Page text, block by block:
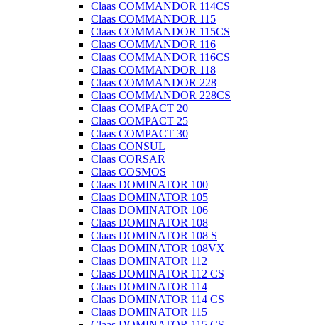
Claas COMMANDOR 114CS
Claas COMMANDOR 115
Claas COMMANDOR 115CS
Claas COMMANDOR 116
Claas COMMANDOR 116CS
Claas COMMANDOR 118
Claas COMMANDOR 228
Claas COMMANDOR 228CS
Claas COMPACT 20
Claas COMPACT 25
Claas COMPACT 30
Claas CONSUL
Claas CORSAR
Claas COSMOS
Claas DOMINATOR 100
Claas DOMINATOR 105
Claas DOMINATOR 106
Claas DOMINATOR 108
Claas DOMINATOR 108 S
Claas DOMINATOR 108VX
Claas DOMINATOR 112
Claas DOMINATOR 112 CS
Claas DOMINATOR 114
Claas DOMINATOR 114 CS
Claas DOMINATOR 115